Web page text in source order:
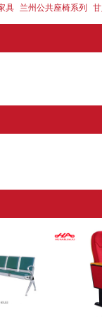
具 兰州公共座椅系列